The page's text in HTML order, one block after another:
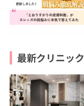
最新クリニック